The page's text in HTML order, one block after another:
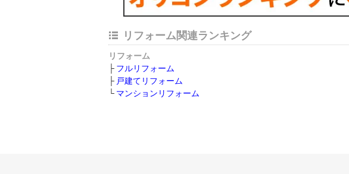
リフォーム関連ランキング
リフォーム
フルリフォーム
戸建てリフォーム
マンションリフォーム